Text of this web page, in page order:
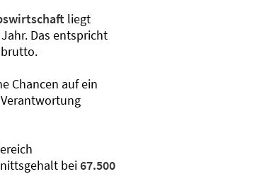
liegt
Das entspricht
brutto.
Chancen auf ein
bei67.500